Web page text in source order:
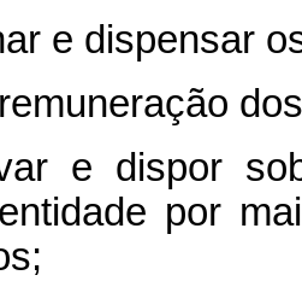
e dispensar
e dispor
por